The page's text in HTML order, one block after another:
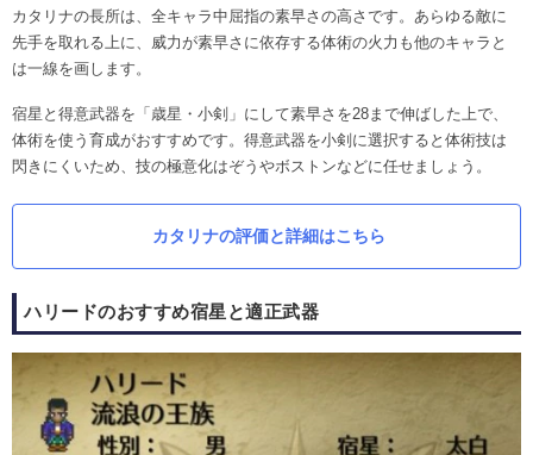
カタリナの長所は、全キャラ中屈指の素早さの高さです。あらゆる敵に
先手を取れる上に、威力が素早さに依存する体術の火力も他のキャラと
は一線を画します。
宿星と得意武器を「歳星・小剣」にして素早さを28まで伸ばした上で、
体術を使う育成がおすすめです。得意武器を小剣に選択すると体術技は
閃きにくいため、技の極意化はぞうやボストンなどに任せましょう。
カタリナの評価と詳細はこちら
ハリードのおすすめ宿星と適正武器